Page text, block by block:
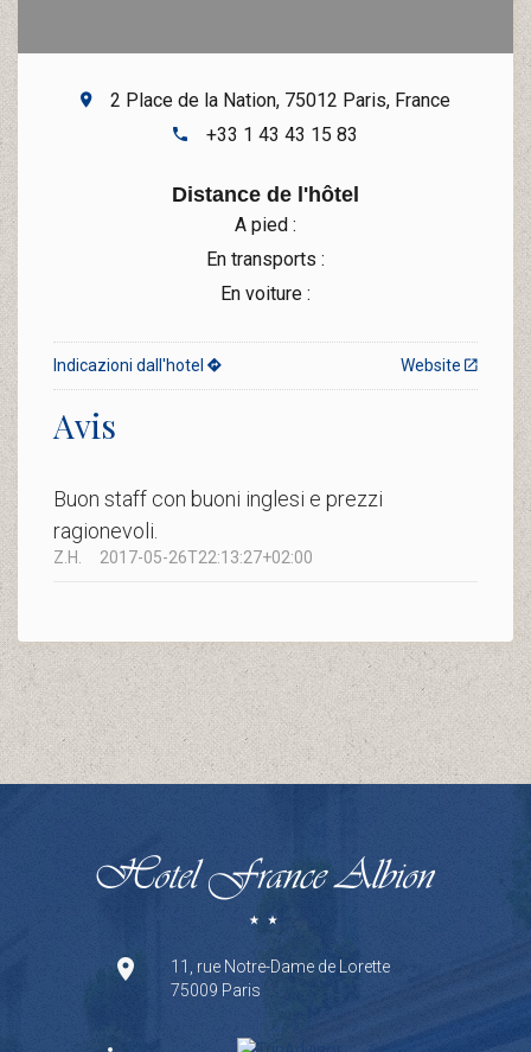
2 Place de la Nation, 75012 Paris, France
+33 1 43 43 15 83
Distance de l'hôtel
A pied :
En transports :
En voiture :
Website
Indicazioni dall'hotel
Avis
Buon staff con buoni inglesi e prezzi
ragionevoli.
Z.H. 2017-05-26T22:13:27+02:00
11, rue Notre-Dame de Lorette
75009 Paris